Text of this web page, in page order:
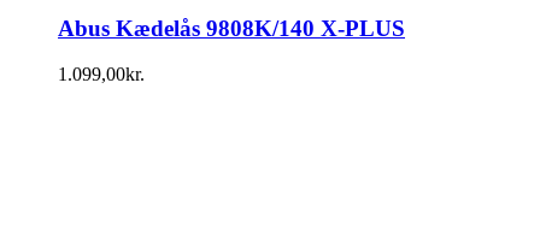
Abus Kædelås 9808K/140 X-PLUS
1.099,00kr.